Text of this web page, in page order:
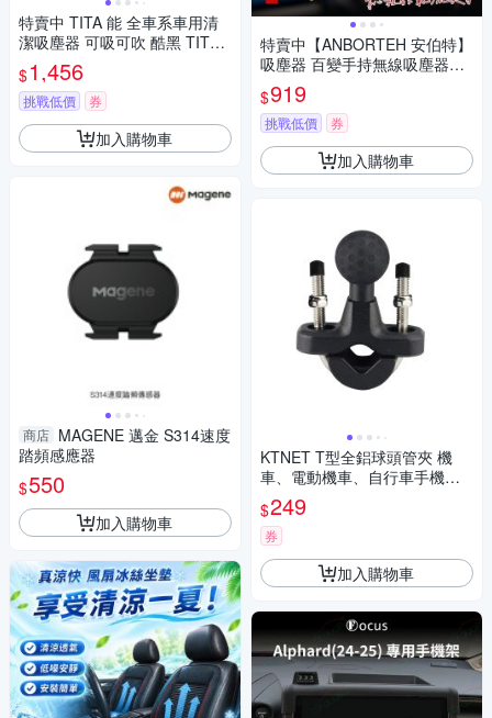
特賣中 TITA 能 全車系車用清
潔吸塵器 可吸可吹 酷黑 TITA-
2218B
$1,456
挑戰低價 券
加入購物車
商店 MAGENE 邁金 S314速度
踏頻感應器
$550
加入購物車
特賣中【ANBORTEH 安伯特】
吸塵器 百變手持無線吸塵器PL
US ABT-D111 1入
$919
挑戰低價 券
加入購物車
KTNET T型全鋁球頭管夾 機
車、電動機車、自行車手機支
架底座 後照鏡橫桿固定座 KTP
S-SMTB
$249
券
加入購物車